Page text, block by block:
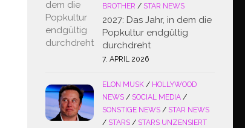
BROTHER / STAR NEWS
2027: Das Jahr, in dem die
Popkultur endgültig
durchdreht
7. APRIL 2026
ELON MUSK / HOLLYWOOD
NEWS / SOCIAL MEDIA /
SONSTIGE NEWS / STAR NEWS
/ STARS / STARS UNZENSIERT